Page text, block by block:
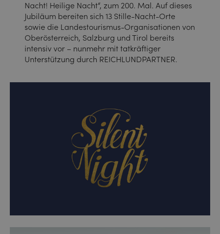
Nacht! Heilige Nacht“, zum 200. Mal. Auf dieses
Jubiläum bereiten sich 13 Stille-Nacht-Orte
sowie die Landestourismus-Organisationen von
Oberösterreich, Salzburg und Tirol bereits
intensiv vor – nunmehr mit tatkräftiger
Unterstützung durch REICHLUNDPARTNER.